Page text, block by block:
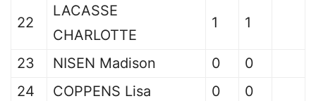
22
LACASSE
CHARLOTTE
1 1
23 NISEN Madison 0
0
24
COPPENS Lisa 0
0